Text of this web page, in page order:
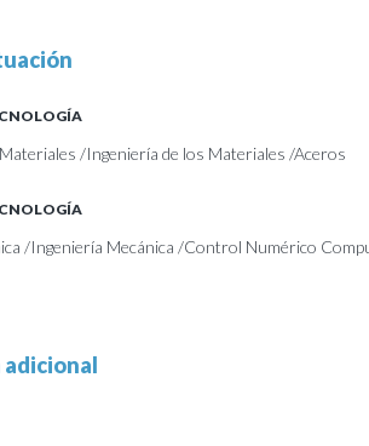
/Ingeniería de los Materiales /Aceros
/Ingeniería Mecánica /Control Numérico